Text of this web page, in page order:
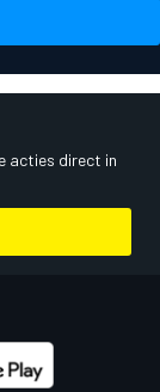
acties direct in